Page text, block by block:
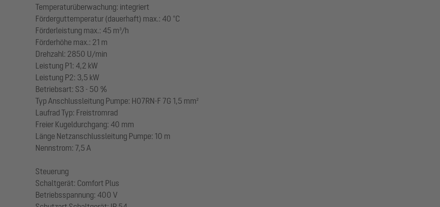
Temperaturüberwachung: integriert
Förderguttemperatur (dauerhaft) max.: 40 °C
Förderleistung max.: 45 m³/h
Förderhöhe max.: 21 m
Drehzahl: 2850 U/min
Leistung P1: 4,2 kW
Leistung P2: 3,5 kW
Betriebsart: S3 - 50 %
Typ Anschlussleitung Pumpe: H07RN-F 7G 1,5 mm²
Laufrad Typ: Freistromrad
Freier Kugeldurchgang: 40 mm
Länge Netzanschlussleitung Pumpe: 10 m
Nennstrom: 7,5 A
Steuerung
Schaltgerät: Comfort Plus
Betriebsspannung: 400 V